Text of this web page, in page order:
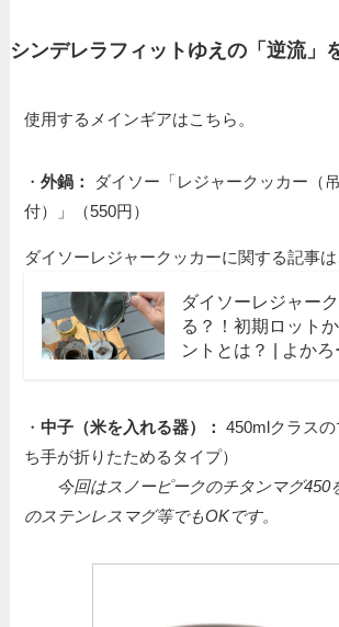
シンデレラフィットゆえの「逆流」
使用するメインギアはこちら。
・外鍋：
ダイソー「レジャークッカー（
付）」（550円）
ダイソーレジャークッカーに関する記事
ダイソーレジャー
る？！初期ロット
ントとは？ | よか
・中子（米を入れる器）： 450mlクラス
ち手が折りたためるタイプ）
今回はスノーピークのチタンマグ450
のステンレスマグ等でもOKです。